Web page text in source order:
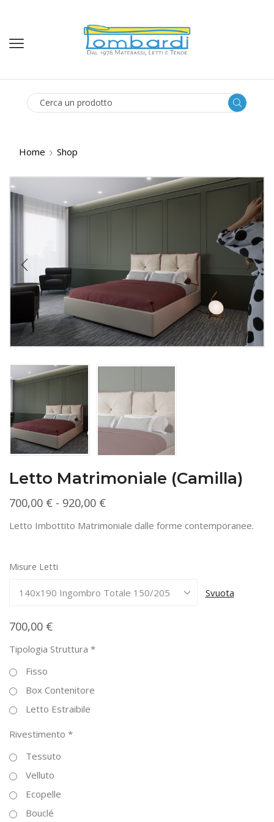
Home Shop
Letto Matrimoniale (Camilla)
700,00 € - 920,00 €Fascia
a
Letto Imbottito Matrimoniale dalle forme contemporanee.
Misure Letti
Svuota
700,00 €
Tipologia Struttura *
Fisso
Box Contenitore
Letto Estraibile
Rivestimento *
Tessuto
Velluto
Ecopelle
Bouclé